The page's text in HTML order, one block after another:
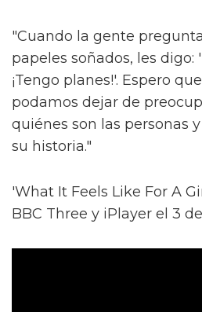
"Cuando la gente
papeles soñados, les digo:
¡Tengo planes!'. Espero
podamos dejar de
quiénes son las personas
su historia."
'What It Feels Like For A
BBC Three y iPlayer el 3